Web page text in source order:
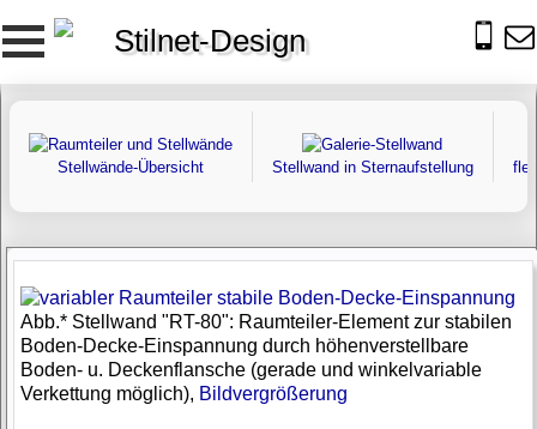
Stilnet-Design
Stellwände-Übersicht Stellwand in Sternaufstellung
Abb.* Stellwand "RT-80": Raumteiler-Element zur stabilen
Boden-Decke-Einspannung durch höhenverstellbare
Boden- u. Deckenflansche (gerade und winkelvariable
Verkettung möglich), Bildvergrößerung